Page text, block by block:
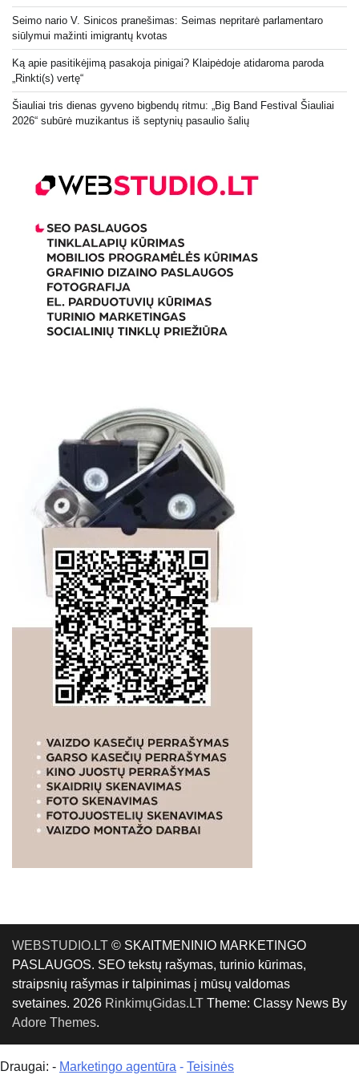
Seimo nario V. Sinicos pranešimas: Seimas nepritarė parlamentaro
siūlymui mažinti imigrantų kvotas
Ką apie pasitikėjimą pasakoja pinigai? Klaipėdoje atidaroma paroda
„Rinkti(s) vertę“
Šiauliai tris dienas gyveno bigbendų ritmu: „Big Band Festival Šiauliai
2026“ subūrė muzikantus iš septynių pasaulio šalių
WEBSTUDIO.LT © SKAITMENINIO MARKETINGO
PASLAUGOS. SEO tekstų rašymas, turinio kūrimas,
straipsnių rašymas ir talpinimas į mūsų valdomas
svetaines. 2026 RinkimųGidas.LT Theme: Classy News By
Adore Themes.
Draugai: - Marketingo agentūra - Teisinės